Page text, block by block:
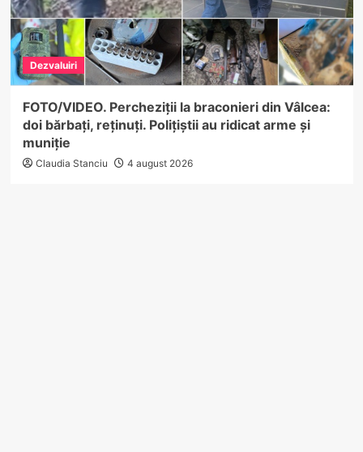
Dezvaluiri
FOTO/VIDEO. Percheziții la braconieri din Vâlcea:
doi bărbați, reținuți. Polițiștii au ridicat arme și
muniție
Claudia Stanciu 4 august 2026